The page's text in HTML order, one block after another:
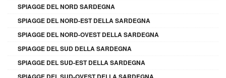
SPIAGGE DEL NORD SARDEGNA
SPIAGGE DEL NORD-EST DELLA SARDEGNA
SPIAGGE DEL NORD-OVEST DELLA SARDEGNA
SPIAGGE DEL SUD DELLA SARDEGNA
SPIAGGE DEL SUD-EST DELLA SARDEGNA